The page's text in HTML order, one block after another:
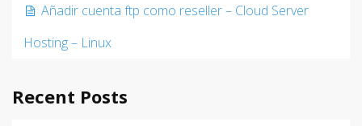
Añadir cuenta ftp como reseller – Cloud Server
Hosting – Linux
Recent Posts